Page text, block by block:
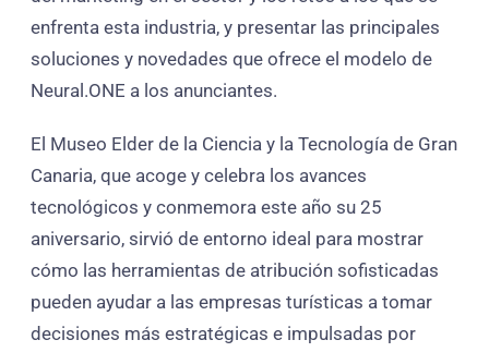
enfrenta esta industria, y presentar las principales
soluciones y novedades que ofrece el modelo de
Neural.ONE a los anunciantes.
El Museo Elder de la Ciencia y la Tecnología de Gran
Canaria, que acoge y celebra los avances
tecnológicos y conmemora este año su 25
aniversario, sirvió de entorno ideal para mostrar
cómo las herramientas de atribución sofisticadas
pueden ayudar a las empresas turísticas a tomar
decisiones más estratégicas e impulsadas por